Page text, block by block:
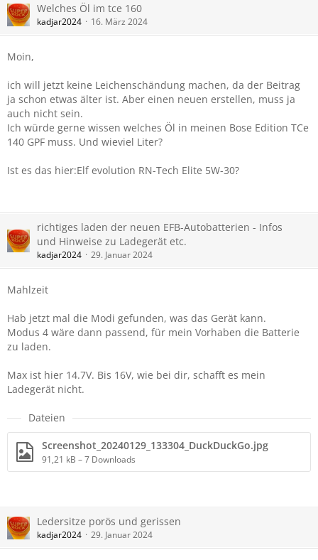
Welches Öl im tce 160
kadjar2024 16. März 2024
Moin,
ich will jetzt keine Leichenschändung machen, da der Beitrag
ja schon etwas älter ist. Aber einen neuen erstellen, muss ja
auch nicht sein.
Ich würde gerne wissen welches Öl in meinen Bose Edition TCe
140 GPF muss. Und wieviel Liter?
Ist es das hier:Elf evolution RN-Tech Elite 5W-30?
richtiges laden der neuen EFB-Autobatterien - Infos
und Hinweise zu Ladegerät etc.
kadjar2024 29. Januar 2024
Mahlzeit
Hab jetzt mal die Modi gefunden, was das Gerät kann.
Modus 4 wäre dann passend, für mein Vorhaben die Batterie
zu laden.
Max ist hier 14.7V. Bis 16V, wie bei dir, schafft es mein
Ladegerät nicht.
Dateien
Screenshot_20240129_133304_DuckDuckGo.jpg
91,21 kB – 7 Downloads
Ledersitze porös und gerissen
kadjar2024 29. Januar 2024